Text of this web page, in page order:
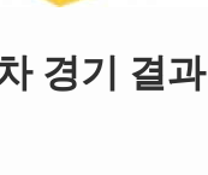
경기 결